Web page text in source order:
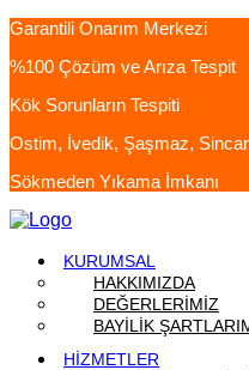
Garantili Onarım Merkezi
%100 Çözüm ve Arıza Tespit
Kök Sorunların Tespiti
Ostim, İvedik, Şaşmaz,
Sökmeden Yıkama İmkanı
KURUMSAL
HAKKIMIZDA
DEĞERLERİMİZ
BAYİLİK
HİZMETLER